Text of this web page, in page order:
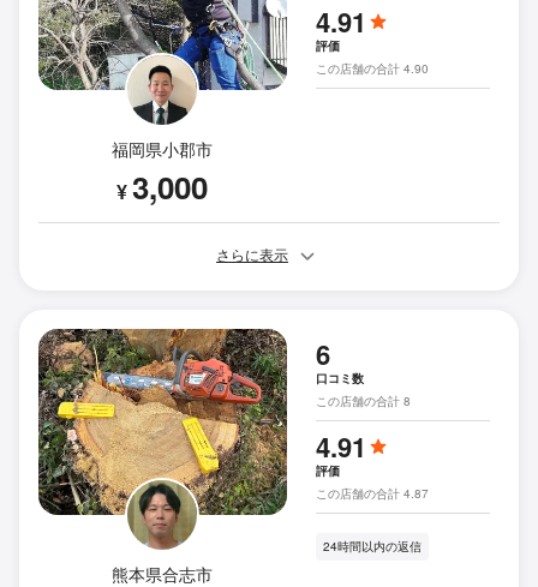
福岡県小郡市
¥3,000
4.91
評価
この店舗の合計 4.90
さらに表示
熊本県合志市
6
口コミ数
この店舗の合計 8
4.91
評価
この店舗の合計 4.87
24時間以内の返信